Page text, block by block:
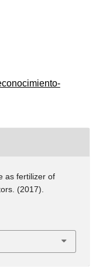
as fertilizer of
(2017).